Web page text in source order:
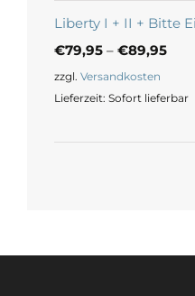
Liberty I + II + Bitte
€79,95 – €89,95
zzgl. Versandkosten
Lieferzeit: Sofort lieferbar